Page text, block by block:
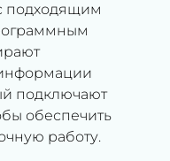
подходящим
подключают
обеспечить
работу.